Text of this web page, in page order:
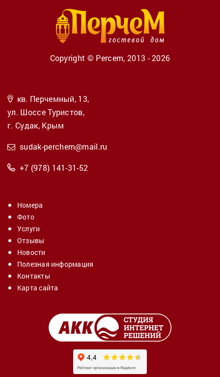
Copyright © Percem, 2013 - 2026
кв. Перчемный, 13,
ул. Шоссе Туристов,
г. Судак, Крым
sudak-perchem@mail.ru
+7 (978) 141-31-52
Номера
Фото
Услуги
Отзывы
Новости
Полезная информация
Контакты
Карта сайта